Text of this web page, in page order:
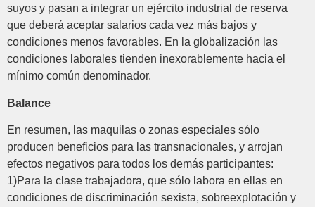
suyos y pasan a integrar un ejército industrial de reserva
que deberá aceptar salarios cada vez más bajos y
condiciones menos favorables. En la globalización las
condiciones laborales tienden inexorablemente hacia el
mínimo común denominador.
Balance
En resumen, las maquilas o zonas especiales sólo
producen beneficios para las transnacionales, y arrojan
efectos negativos para todos los demás participantes:
1)Para la clase trabajadora, que sólo labora en ellas en
condiciones de discriminación sexista, sobreexplotación y